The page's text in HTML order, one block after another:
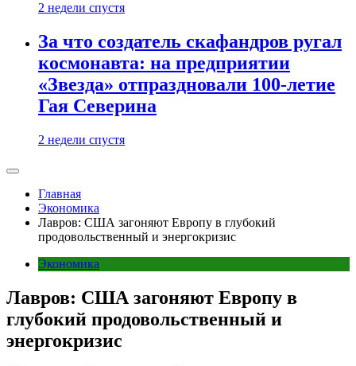
2 недели спустя
За что создатель скафандров ругал
космонавта: на предприятии
«Звезда» отпраздновали 100-летие
Гая Северина
2 недели спустя
Главная
Экономика
Лавров: США загоняют Европу в глубокий
продовольственный и энергокризис
Экономика
Лавров: США загоняют Европу в
глубокий продовольственный и
энергокризис